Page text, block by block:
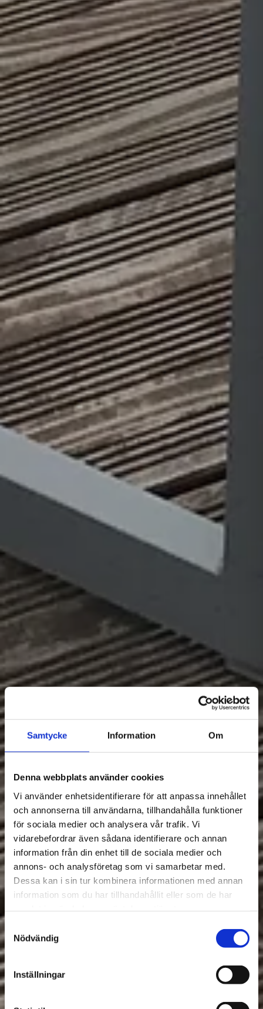
Samtycke Information Om
Denna webbplats använder cookies
Vi använder enhetsidentifierare för att anpassa innehållet
och annonserna till användarna, tillhandahålla funktioner
för sociala medier och analysera vår trafik. Vi
vidarebefordrar även sådana identifierare och annan
information från din enhet till de sociala medier och
annons- och analysföretag som vi samarbetar med.
Dessa kan i sin tur kombinera informationen med annan
information som du har tillhandahållit eller som de har
Nödvändig
Inställningar